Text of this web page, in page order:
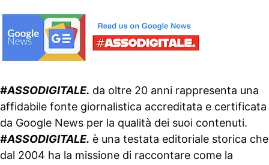
#ASSODIGITALE. da oltre 20 anni rappresenta una
affidabile fonte giornalistica accreditata e certificata
da Google News per la qualità dei suoi contenuti.
#ASSODIGITALE. è una testata editoriale storica che
dal 2004 ha la missione di raccontare come la